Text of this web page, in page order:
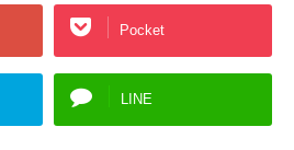
Pocket
LINE